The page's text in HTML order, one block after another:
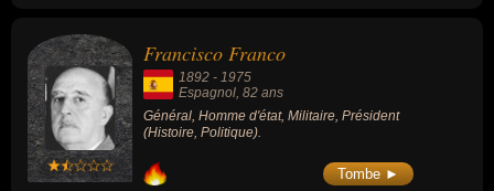
Francisco Franco
1892 - 1975
Espagnol, 82 ans
Général, Homme d'état, Militaire, Président
(Histoire, Politique).
Tombe ►